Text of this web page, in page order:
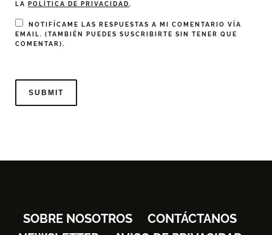
LA
POLÍTICA DE PRIVACIDAD.
NOTIFÍCAME LAS RESPUESTAS A MI COMENTARIO VÍA
EMAIL. (TAMBIÉN PUEDES SUSCRIBIRTE SIN TENER QUE
COMENTAR).
SOBRE NOSOTROS
CONTÁCTANOS